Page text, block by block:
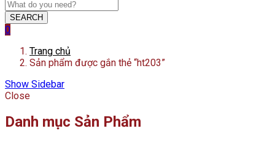
SEARCH
0
Trang chủ
Sản phẩm được gắn thẻ “ht203”
Show Sidebar
Close
Danh mục Sản Phẩm